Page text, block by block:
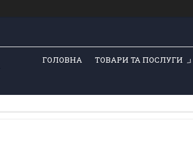
ГОЛОВНА ТОВАРИ ТА ПОСЛУГИ